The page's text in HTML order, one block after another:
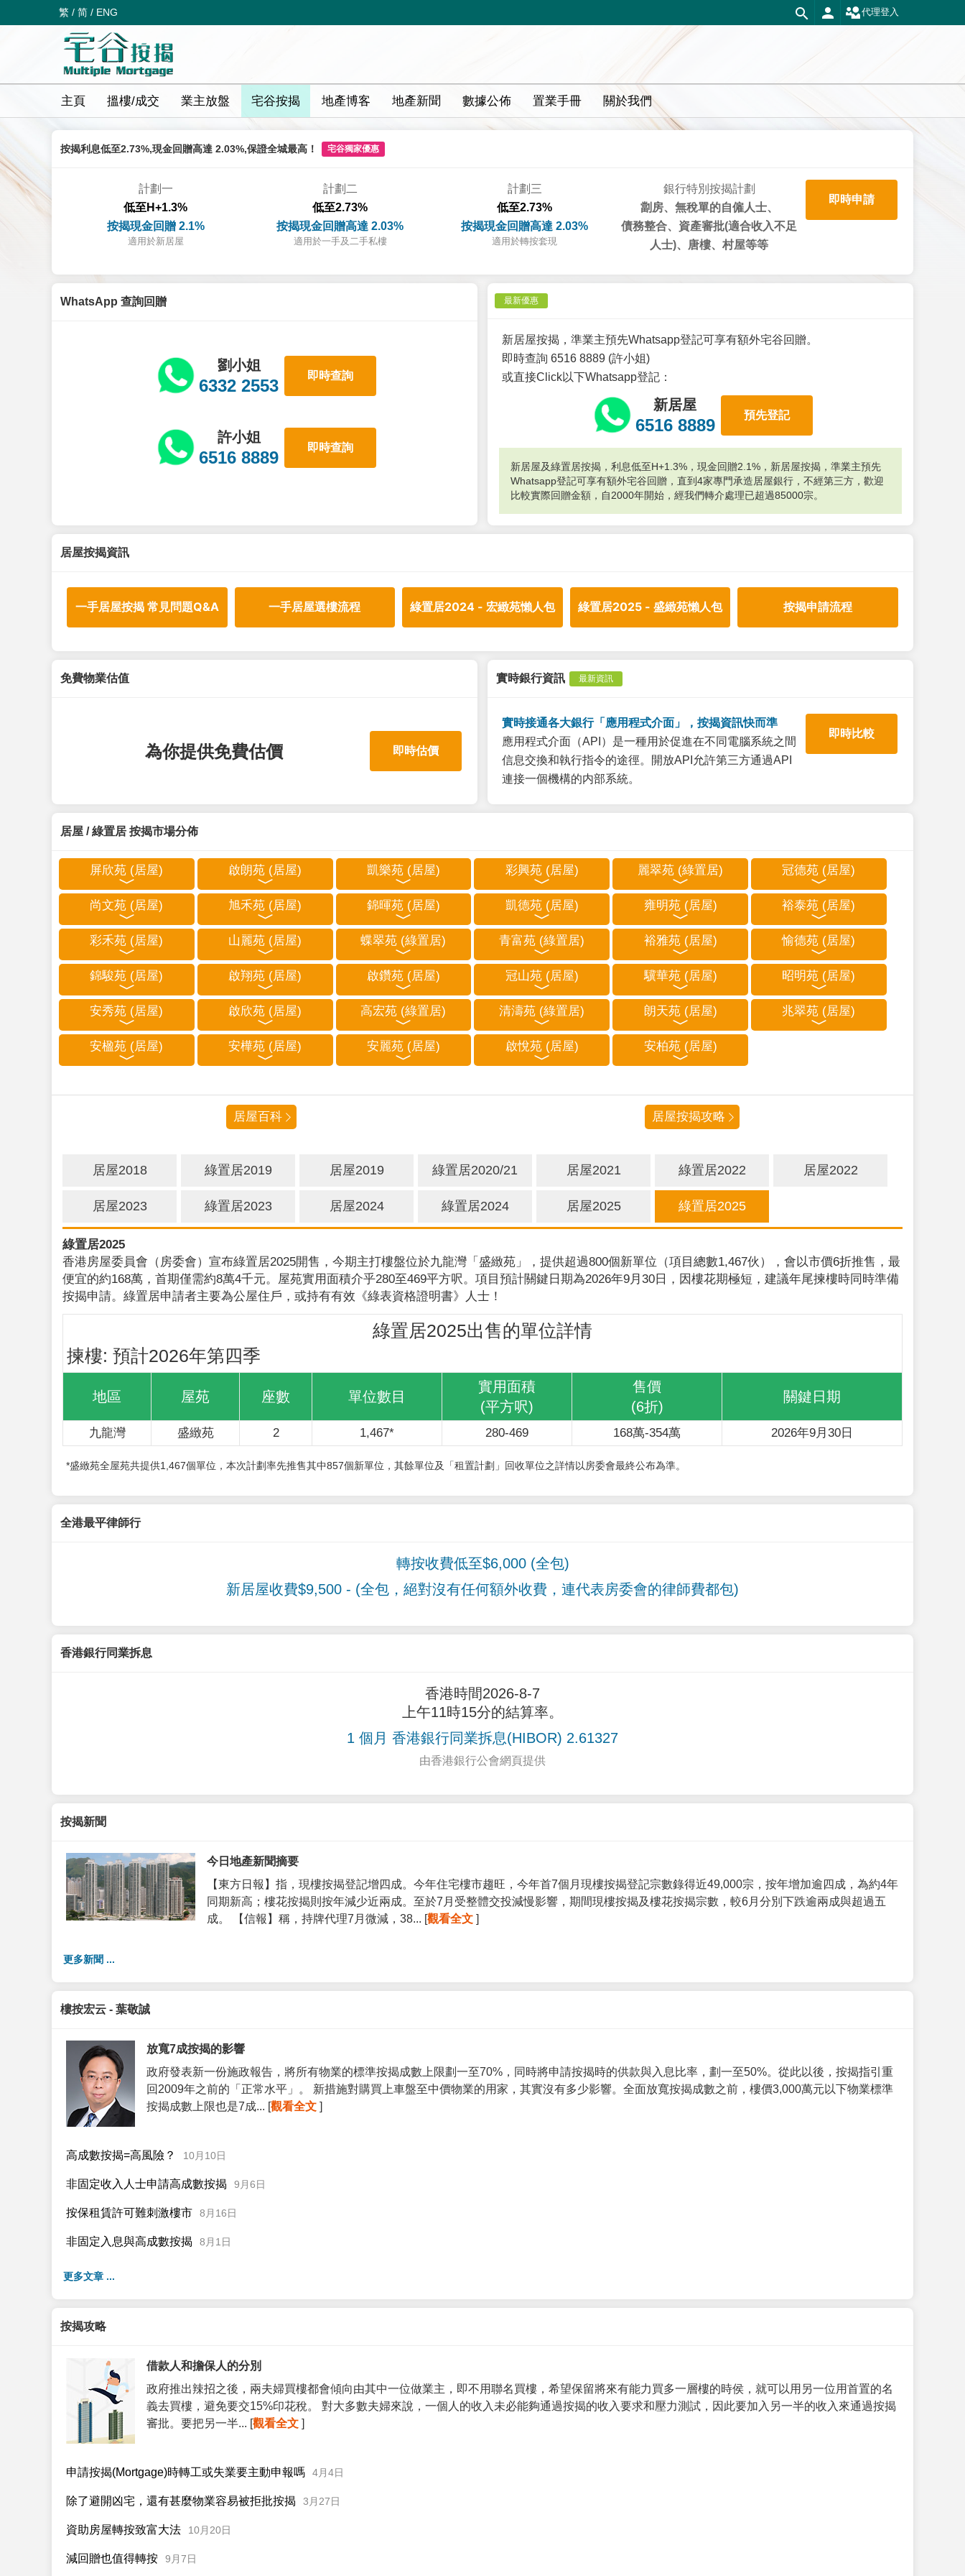
繁 / 简 / ENG 代理登入
主頁 搵樓/成交 業主放盤 宅谷按揭 地產博客 地產新聞 數據公佈 置業手冊 關於我們
按揭利息低至2.73%,現金回贈高達 2.03%,保證全城最高！ 宅谷獨家優惠
計劃一
低至H+1.3%
按揭現金回贈 2.1%
適用於新居屋
計劃二
低至2.73%
按揭現金回贈高達 2.03%
適用於一手及二手私樓
計劃三
低至2.73%
按揭現金回贈高達 2.03%
適用於轉按套現
銀行特別按揭計劃
劏房、無稅單的自僱人士、
債務整合、資產審批(適合收入不足
人士)、唐樓、村屋等等
即時申請
WhatsApp 查詢回贈
劉小姐
6332 2553
即時查詢
許小姐
6516 8889
即時查詢
最新優惠
新居屋按揭，準業主預先Whatsapp登記可享有額外宅谷回贈。
即時查詢 6516 8889 (許小姐)
或直接Click以下Whatsapp登記：
新居屋
6516 8889
預先登記
新居屋及綠置居按揭，利息低至H+1.3%，現金回贈2.1%，新居屋按揭，準業主預先
Whatsapp登記可享有額外宅谷回贈，直到4家專門承造居屋銀行，不經第三方，歡迎
比較實際回贈金額，自2000年開始，經我們轉介處理已超過85000宗。
居屋按揭資訊
一手居屋按揭 常見問題Q&A 一手居屋選樓流程 綠置居2024 - 宏緻苑懶人包 綠置居2025 - 盛緻苑懶人包 按揭申請流程
免費物業估值
為你提供免費估價 即時估價
實時銀行資訊 最新資訊
實時接通各大銀行「應用程式介面」，按揭資訊快而準
應用程式介面（API）是一種用於促進在不同電腦系統之間
信息交換和執行指令的途徑。開放API允許第三方通過API
連接一個機構的内部系統。
即時比較
居屋 / 綠置居 按揭市場分佈
屏欣苑 (居屋) 啟朗苑 (居屋) 凱樂苑 (居屋) 彩興苑 (居屋) 麗翠苑 (綠置居) 冠德苑 (居屋)
尚文苑 (居屋) 旭禾苑 (居屋) 錦暉苑 (居屋) 凱德苑 (居屋) 雍明苑 (居屋) 裕泰苑 (居屋)
彩禾苑 (居屋) 山麗苑 (居屋) 蝶翠苑 (綠置居) 青富苑 (綠置居) 裕雅苑 (居屋) 愉德苑 (居屋)
錦駿苑 (居屋) 啟翔苑 (居屋) 啟鑽苑 (居屋) 冠山苑 (居屋) 驥華苑 (居屋) 昭明苑 (居屋)
安秀苑 (居屋) 啟欣苑 (居屋) 高宏苑 (綠置居) 清濤苑 (綠置居) 朗天苑 (居屋) 兆翠苑 (居屋)
安楹苑 (居屋) 安樺苑 (居屋) 安麗苑 (居屋) 啟悅苑 (居屋) 安柏苑 (居屋)
居屋百科 居屋按揭攻略
居屋2018 綠置居2019 居屋2019 綠置居2020/21 居屋2021 綠置居2022 居屋2022
居屋2023 綠置居2023 居屋2024 綠置居2024 居屋2025 綠置居2025
綠置居2025
香港房屋委員會（房委會）宣布綠置居2025開售，今期主打樓盤位於九龍灣「盛緻苑」，提供超過800個新單位（項目總數1,467伙），會以市價6折推售，最
便宜的約168萬，首期僅需約8萬4千元。屋苑實用面積介乎280至469平方呎。項目預計關鍵日期為2026年9月30日，因樓花期極短，建議年尾揀樓時同時準備
按揭申請。綠置居申請者主要為公屋住戶，或持有有效《綠表資格證明書》人士！
綠置居2025出售的單位詳情
揀樓: 預計2026年第四季
地區 屋苑 座數 單位數目
實用面積
(平方呎)
售價
(6折)
關鍵日期
九龍灣 盛緻苑 2 1,467* 280-469 168萬-354萬 2026年9月30日
*盛緻苑全屋苑共提供1,467個單位，本次計劃率先推售其中857個新單位，其餘單位及「租置計劃」回收單位之詳情以房委會最終公布為準。
全港最平律師行
轉按收費低至$6,000 (全包)
新居屋收費$9,500 - (全包，絕對沒有任何額外收費，連代表房委會的律師費都包)
香港銀行同業拆息
香港時間2026-8-7
上午11時15分的結算率。
1 個月 香港銀行同業拆息(HIBOR) 2.61327
由香港銀行公會網頁提供
按揭新聞
今日地產新聞摘要
【東方日報】指，現樓按揭登記增四成。今年住宅樓市趨旺，今年首7個月現樓按揭登記宗數錄得近49,000宗，按年增加逾四成，為約4年
同期新高；樓花按揭則按年減少近兩成。至於7月受整體交投減慢影響，期間現樓按揭及樓花按揭宗數，較6月分別下跌逾兩成與超過五
成。 【信報】稱，持牌代理7月微減，38... [觀看全文 ]
更多新聞 ...
樓按宏云 - 葉敬誠
放寬7成按揭的影響
政府發表新一份施政報告，將所有物業的標準按揭成數上限劃一至70%，同時將申請按揭時的供款與入息比率，劃一至50%。從此以後，按揭指引重
回2009年之前的「正常水平」。 新措施對購買上車盤至中價物業的用家，其實沒有多少影響。全面放寬按揭成數之前，樓價3,000萬元以下物業標準
按揭成數上限也是7成... [觀看全文 ]
高成數按揭=高風險？ 10月10日
非固定收入人士申請高成數按揭 9月6日
按保租賃許可難刺激樓市 8月16日
非固定入息與高成數按揭 8月1日
更多文章 ...
按揭攻略
借款人和擔保人的分別
政府推出辣招之後，兩夫婦買樓都會傾向由其中一位做業主，即不用聯名買樓，希望保留將來有能力買多一層樓的時侯，就可以用另一位用首置的名
義去買樓，避免要交15%印花稅。 對大多數夫婦來說，一個人的收入未必能夠通過按揭的收入要求和壓力測試，因此要加入另一半的收入來通過按揭
審批。要把另一半... [觀看全文 ]
申請按揭(Mortgage)時轉工或失業要主動申報嗎 4月4日
除了避開凶宅，還有甚麼物業容易被拒批按揭 3月27日
資助房屋轉按致富大法 10月20日
減回贈也值得轉按 9月7日